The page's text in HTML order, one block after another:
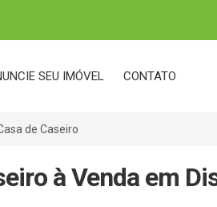
SEU IMÓVEL CONTATO
de Caseiro
à Venda em